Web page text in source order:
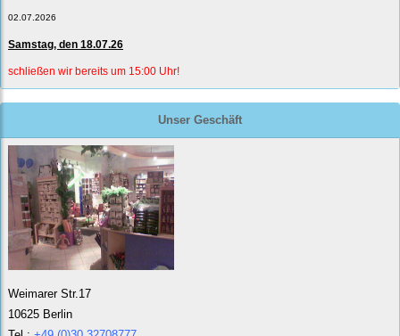
02.07.2026
Samstag, den 18.07.26
schließen wir bereits um 15:00 Uhr!
Unser Geschäft
Weimarer Str.17
10625 Berlin